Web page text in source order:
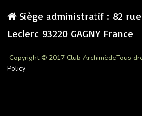
Siège administratif : 82
Leclerc 93220 GAGNY France
Copyright © 2017 Club ArchimèdeTous
Policy